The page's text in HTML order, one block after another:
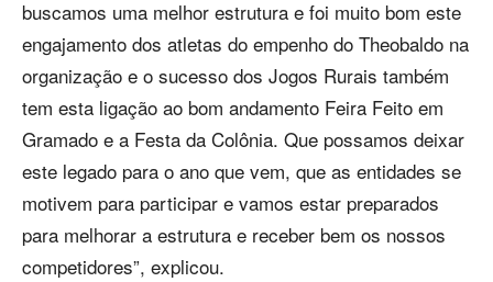
buscamos uma melhor estrutura e foi muito bom este
engajamento dos atletas do empenho do Theobaldo na
organização e o sucesso dos Jogos Rurais também
tem esta ligação ao bom andamento Feira Feito em
Gramado e a Festa da Colônia. Que possamos deixar
este legado para o ano que vem, que as entidades se
motivem para participar e vamos estar preparados
para melhorar a estrutura e receber bem os nossos
competidores”, explicou.